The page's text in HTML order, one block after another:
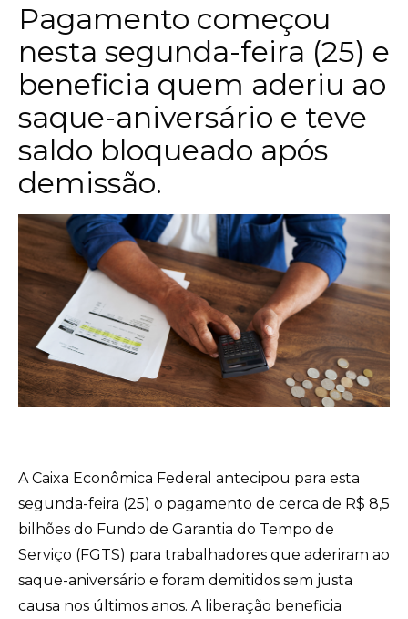
Pagamento começou
nesta segunda-feira (25) e
beneficia quem aderiu ao
saque-aniversário e teve
saldo bloqueado após
demissão.
A Caixa Econômica Federal antecipou para esta
segunda-feira (25) o pagamento de cerca de R$ 8,5
bilhões do Fundo de Garantia do Tempo de
Serviço (FGTS) para trabalhadores que aderiram ao
saque-aniversário e foram demitidos sem justa
causa nos últimos anos. A liberação beneficia